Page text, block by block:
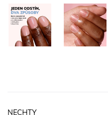
NECHTY